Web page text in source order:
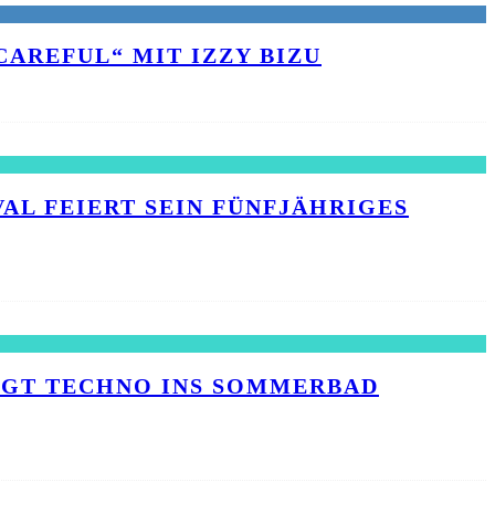
MIT IZZY BIZU
FEIERT SEIN FÜNFJÄHRIGES J
TECHNO INS SOMMERBAD